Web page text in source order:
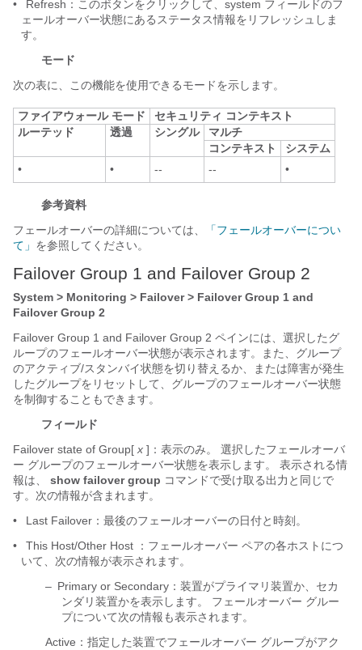
•
Refresh：このボタンをクリックして、system フィールドのフ
ェールオーバー状態にあるステータス情報をリフレッシュしま
す。
モード
次の表に、この機能を使用できるモードを示します。
ファイアウォール モード
セキュリティ コンテキスト
ルーテッド
透過 シングル
マルチ
コンテキスト
システム
•
• -- -- •
参考資料
フェールオーバーの詳細については、
「フェールオーバーについ
て」 を参照してください。
Failover Group 1 and Failover Group 2
System > Monitoring > Failover > Failover Group 1 and
Failover Group 2
Failover Group 1 and Failover Group 2 ペインには、選択したグ
ループのフェールオーバー状態が表示されます。また、グループ
のアクティブ/スタンバイ状態を切り替えるか、または障害が発生
したグループをリセットして、グループのフェールオーバー状態
を制御することもできます。
フィールド
Failover state of Group[ x ]：表示のみ。 選択したフェールオーバ
ー グループのフェールオーバー状態を表示します。 表示される情
報は、
show failover group コマンドで受け取る出力と同じで
す。次の情報が含まれます。
•
Last Failover：最後のフェールオーバーの日付と時刻。
•
This Host/Other Host ：フェールオーバー ペアの各ホストにつ
いて、次の情報が表示されます。
– Primary or Secondary：装置がプライマリ装置か、セカ
ンダリ装置かを表示します。 フェールオーバー グルー
プについて次の情報も表示されます。
Active：指定した装置でフェールオーバー グループがアク